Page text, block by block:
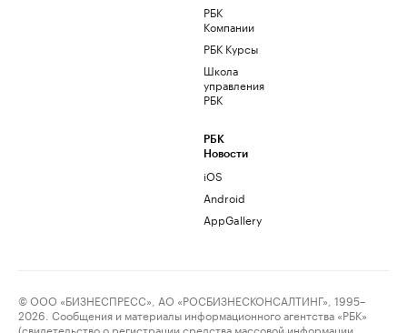
РБК
Компании
РБК Курсы
Школа
управления
РБК
РБК
Новости
iOS
Android
AppGallery
© ООО «БИЗНЕСПРЕСС», АО «РОСБИЗНЕСКОНСАЛТИНГ», 1995–
2026. Сообщения и материалы информационного агентства «РБК»
(свидетельство о регистрации средства массовой информации